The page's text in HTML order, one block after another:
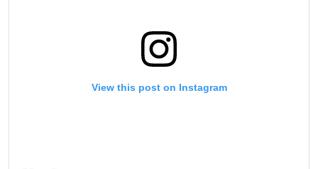
View this post on Instagram